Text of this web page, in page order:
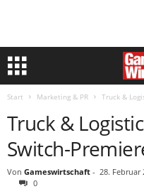
Start Marketing & PR Truck &
Truck &
Switch-
Von Gameswirtschaft - 28. Februar
0